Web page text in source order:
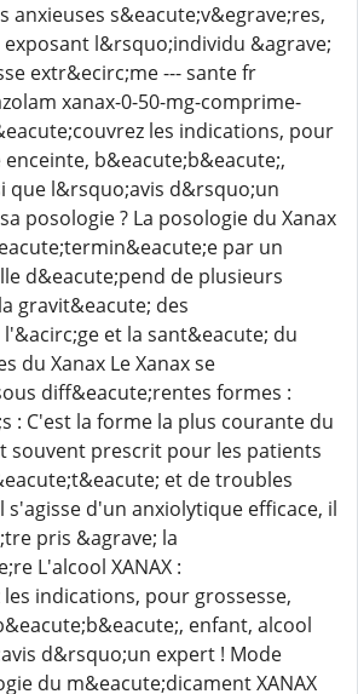
anxieuses s&eacute;v&egrave;res,
l&rsquo;individu &agrave;
extr&ecirc;me --- sante fr
xanax-0-50-mg-comprime-
les indications, pour
b&eacute;b&eacute;,
que l&rsquo;avis d&rsquo;un
posologie ? La posologie du Xanax
par un
d&eacute;pend de plusieurs
gravit&eacute; des
et la sant&eacute; du
du Xanax Le Xanax se
diff&eacute;rentes formes :
: C'est la forme la plus courante du
souvent prescrit pour les patients
et de troubles
s'agisse d'un anxiolytique efficace, il
pris &agrave; la
L'alcool XANAX :
indications, pour grossesse,
enfant, alcool
d&rsquo;un expert ! Mode
du m&eacute;dicament XANAX